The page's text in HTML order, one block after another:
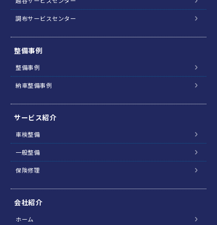
調布サービスセンター
整備事例
整備事例
納車整備事例
サービス紹介
車検整備
一般整備
保険修理
会社紹介
ホーム